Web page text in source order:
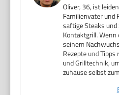
Oliver, 36, ist
Familienvater und
saftige Steaks
Kontaktgrill.
seinem
Rezepte und
und Grilltechnik,
zuhause selbst